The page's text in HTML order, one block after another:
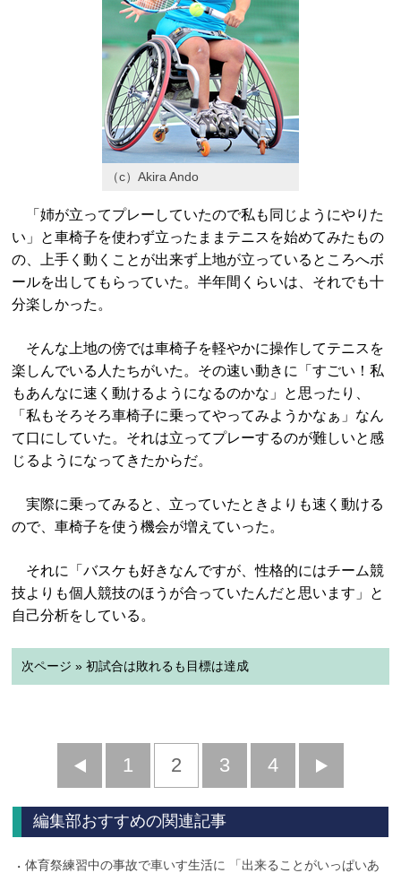
（c）Akira Ando
「姉が立ってプレーしていたので私も同じようにやりた
い」と車椅子を使わず立ったままテニスを始めてみたもの
の、上手く動くことが出来ず上地が立っているところへボ
ールを出してもらっていた。半年間くらいは、それでも十
分楽しかった。
そんな上地の傍では車椅子を軽やかに操作してテニスを
楽しんでいる人たちがいた。その速い動きに「すごい！私
もあんなに速く動けるようになるのかな」と思ったり、
「私もそろそろ車椅子に乗ってやってみようかなぁ」なん
て口にしていた。それは立ってプレーするのが難しいと感
じるようになってきたからだ。
実際に乗ってみると、立っていたときよりも速く動ける
ので、車椅子を使う機会が増えていった。
それに「バスケも好きなんですが、性格的にはチーム競
技よりも個人競技のほうが合っていたんだと思います」と
自己分析をしている。
次ページ » 初試合は敗れるも目標は達成
前
へ
1 2 3 4
へ
編集部おすすめの関連記事
体育祭練習中の事故で車いす生活に 「出来ることがいっぱいあ